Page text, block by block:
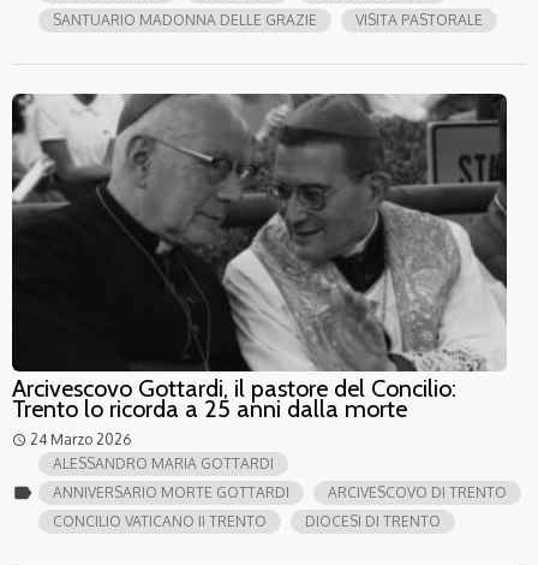
SANTUARIO MADONNA DELLE GRAZIE
VISITA PASTORALE
Arcivescovo Gottardi, il pastore del Concilio:
Trento lo ricorda a 25 anni dalla morte
access_time 24 Marzo 2026
label
ALESSANDRO MARIA GOTTARDI
ANNIVERSARIO MORTE GOTTARDI
ARCIVESCOVO DI TRENTO
CONCILIO VATICANO II TRENTO
DIOCESI DI TRENTO